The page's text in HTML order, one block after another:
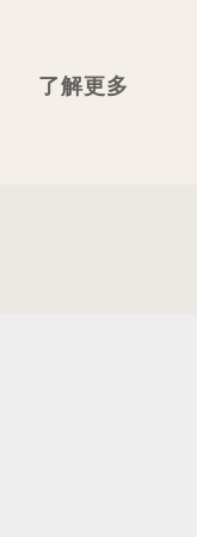
了解更多